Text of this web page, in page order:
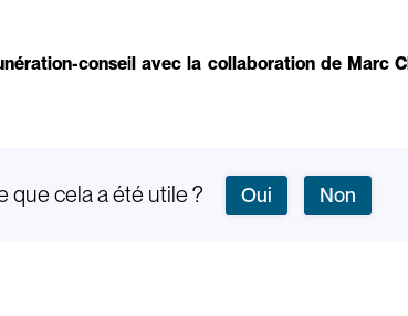
conseil avec la collaboration de Marc
que cela a été utile ? Oui Non